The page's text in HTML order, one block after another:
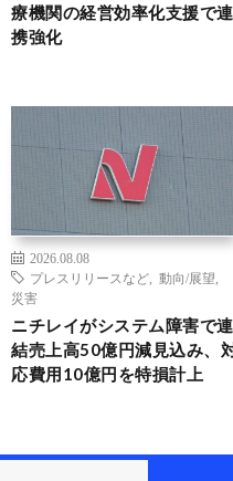
療機関の経営効率化支援で連
携強化
2026.08.08
プレスリリースなど
動向/展望
災害
ニチレイがシステム障害で連
結売上高50億円減見込み、
応費用10億円を特損計上